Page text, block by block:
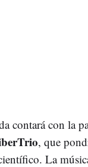
contará con la
, que
La